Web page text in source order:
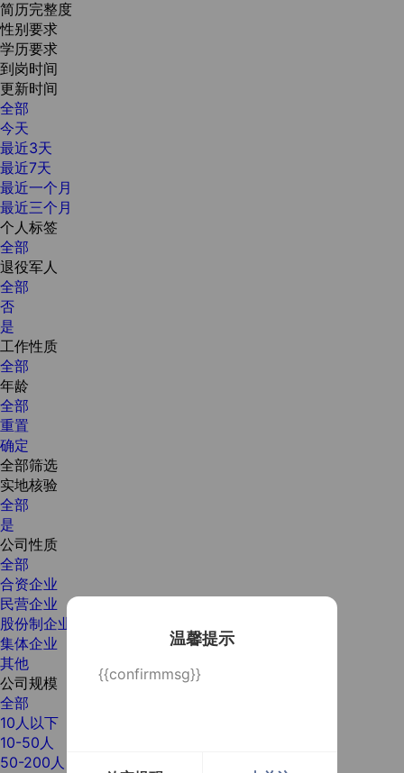
温馨提示
{{confirmmsg}}
简历完整度
性别要求
学历要求
到岗时间
更新时间
全部
今天
最近3天
最近7天
最近一个月
最近三个月
个人标签
全部
退役军人
全部
否
是
工作性质
全部
年龄
全部
重置
确定
全部筛选
实地核验
全部
是
公司性质
全部
合资企业
民营企业
股份制企业
集体企业
其他
公司规模
全部
10人以下
10-50人
50-200人